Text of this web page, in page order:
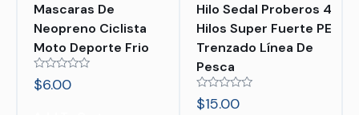
Mascaras De
Neopreno Ciclista
Moto Deporte Frio
Rated
0
$6.00
Hilo Sedal Proberos 4
Hilos Super Fuerte PE
Trenzado Línea De
Pesca
Rated
0
$15.00